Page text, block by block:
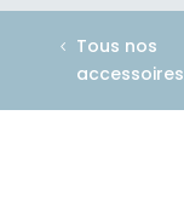
Tous nos
accessoires